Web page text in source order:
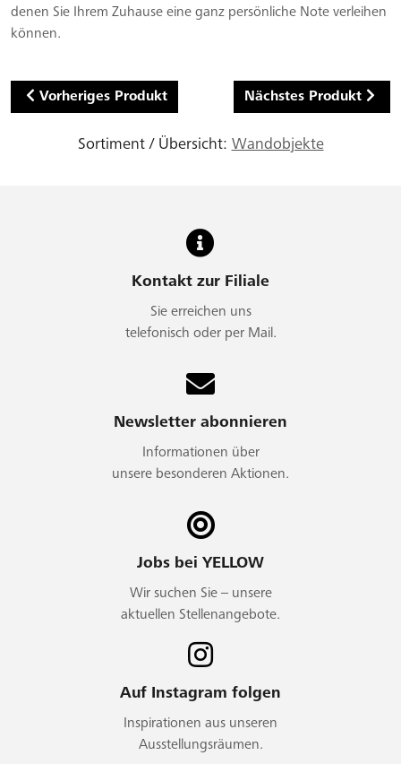
denen Sie Ihrem Zuhause eine ganz persönliche Note verleihen
können.
Vorheriges Produkt Nächstes Produkt
Sortiment / Übersicht: Wandobjekte
Kontakt zur Filiale
Sie erreichen uns
telefonisch oder per Mail.
Newsletter abonnieren
Informationen über
unsere besonderen Aktionen.
Jobs bei YELLOW
Wir suchen Sie – unsere
aktuellen Stellenangebote.
Auf Instagram folgen
Inspirationen aus unseren
Ausstellungsräumen.